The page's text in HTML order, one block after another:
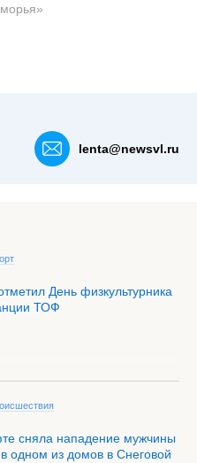
lenta@newsvl.ru
День физкультурника
ТОФ
сняла нападение мужчины
одном из домов в Снеговой